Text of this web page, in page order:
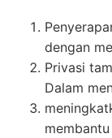
dengan
Privasi
Dalam